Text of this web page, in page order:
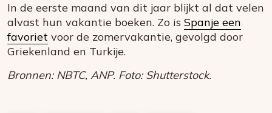
In de eerste maand van dit jaar blijkt al dat velen
alvast hun vakantie boeken. Zo is Spanje een
favoriet voor de zomervakantie, gevolgd door
Griekenland en Turkije.
Bronnen: NBTC, ANP. Foto: Shutterstock.